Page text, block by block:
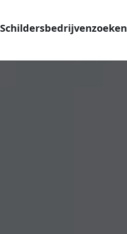
Schildersbedrijvenzoeken